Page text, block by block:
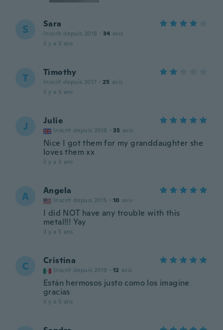
S Sara
Inscrit depuis 2018 · 34 avis
il y a 5 ans
T Timothy
Inscrit depuis 2017 · 25 avis
il y a 5 ans
J Julie
Inscrit depuis 2018 · 35 avis
Nice I got them for my granddaughter she
loves them xx
il y a 5 ans
A Angela
Inscrit depuis 2015 · 10 avis
I did NOT have any trouble with this
metal!!! Yay
il y a 5 ans
C Cristina
Inscrit depuis 2019 · 12 avis
Están hermosos justo como los imagine
gracias
il y a 5 ans